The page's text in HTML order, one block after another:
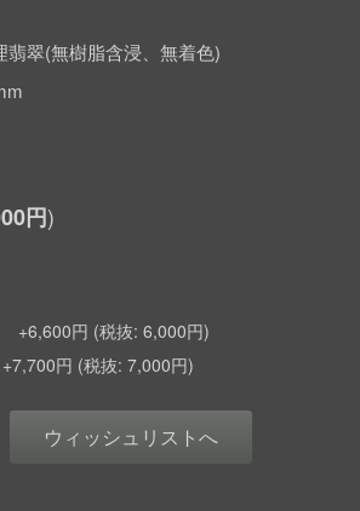
翡翠(無樹脂含浸、無着色)
円
+6,600円 6,000円
+7,700円 7,000円
ウィッシュリストへ